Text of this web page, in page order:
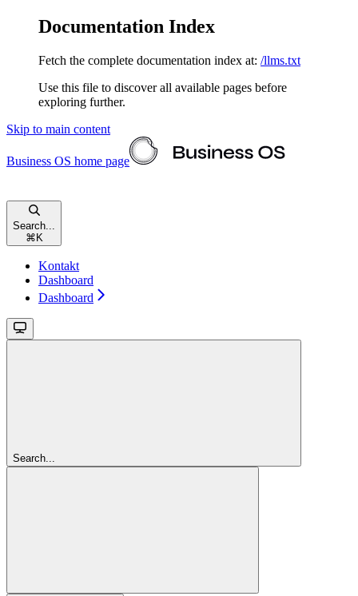
Documentation Index
Fetch the complete documentation index at: /llms.txt
Use this file to discover all available pages before
exploring further.
Skip to main content
Business OS home page
Search...
⌘ K
Kontakt
Dashboard
Dashboard
Search...